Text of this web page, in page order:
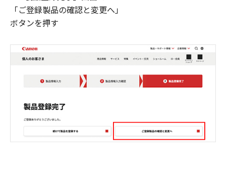
「ご登録製品の確認と変更へ」
ボタンを押す